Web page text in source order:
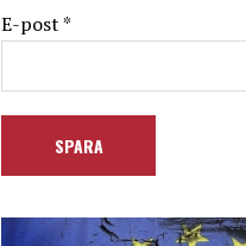
E-post *